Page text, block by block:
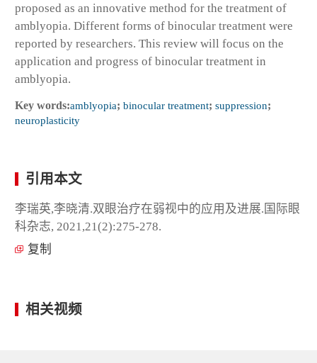
proposed as an innovative method for the treatment of
amblyopia. Different forms of binocular treatment were
reported by researchers. This review will focus on the
application and progress of binocular treatment in
amblyopia.
Key words:amblyopia; binocular treatment; suppression;
neuroplasticity
引用本文
李瑞英,李晓清.双眼治疗在弱视中的应用及进展.国际眼
科杂志, 2021,21(2):275-278.
复制
相关视频